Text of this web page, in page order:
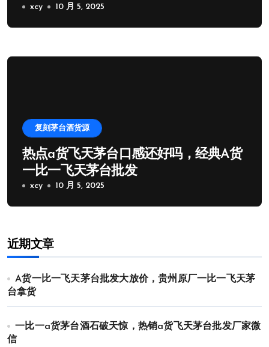
xcy 10 月 5, 2025
复刻茅台酒货源
热点a货飞天茅台口感还好吗，经典A货
一比一飞天茅台批发
xcy 10 月 5, 2025
近期文章
A货一比一飞天茅台批发大放价，贵州原厂一比一飞天茅
台拿货
一比一a货茅台酒石破天惊，热销a货飞天茅台批发厂家微
信